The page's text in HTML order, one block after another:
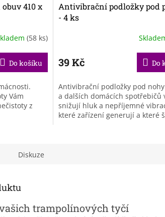
410 x
(58 ks)
Do košíku
Vám
z
Antivibrační podložky pod
- 4 ks
39 Kč Do
Antivibrační podložky pod
a dalších domácích spotřebičů
snižují hluk a nepříjemné
které zařízení generují a které
Diskuze
trampolínových tyčí